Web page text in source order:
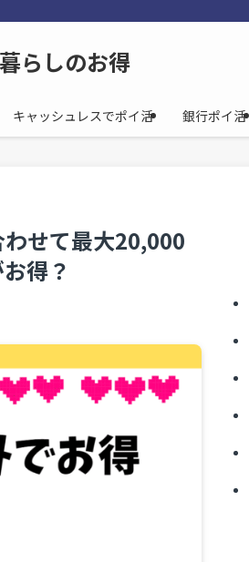
らしのお得
キャッシュレスでポイ活 銀行ポイ活
せて最大20,000
得？